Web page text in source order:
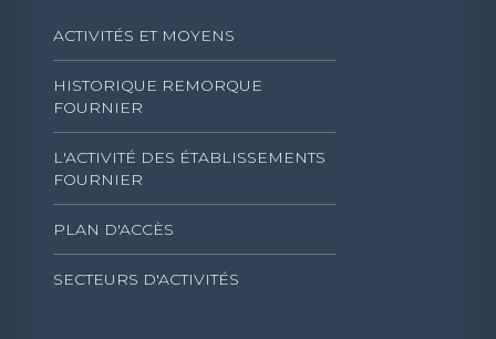
ACTIVITÉS ET MOYENS
HISTORIQUE REMORQUE
FOURNIER
L'ACTIVITÉ DES ÉTABLISSEMENTS
FOURNIER
PLAN D'ACCÈS
SECTEURS D'ACTIVITÉS